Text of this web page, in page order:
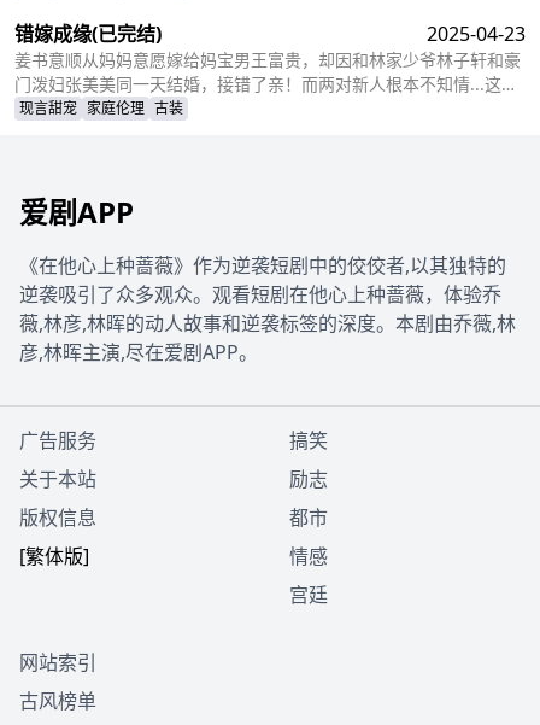
骗。小蝶为救父接近她，她凭借护身符和鸡汤味道发现真相。夏永长
与江正阳阻挠，夏雨薇救下父女，秦志苏醒，一家团圆，夏永长悔
悟，夏雨薇继承家业，与秦志重归于好。
错嫁成缘(已完结) 2025-04-23
姜书意顺从妈妈意愿嫁给妈宝男王富贵，却因和林家少爷林子轩和豪
门泼妇张美美同一天结婚，接错了亲！而两对新人根本不知情...这场
洞错房的闹剧会如何收场？
现言甜宠 家庭伦理 古装
爱剧APP
《在他心上种蔷薇》作为逆袭短剧中的佼佼者,以其独特的
逆袭吸引了众多观众。观看短剧在他心上种蔷薇，体验乔
薇,林彦,林晖的动人故事和逆袭标签的深度。本剧由乔薇,林
彦,林晖主演,尽在爱剧APP。
广告服务
关于本站
版权信息
[繁体版]
搞笑
励志
都市
情感
宫廷
网站索引
古风榜单